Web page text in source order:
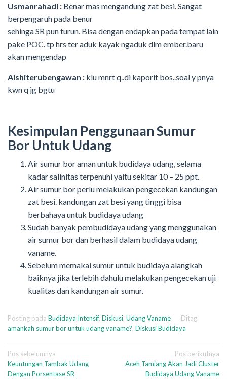
Usmanrahadi : Benar mas mengandung zat besi. Sangat
berpengaruh pada benur
sehinga SR pun turun. Bisa dengan endapkan pada tempat lain
pake POC. tp hrs ter aduk kayak ngaduk dlm ember.baru
akan mengendap
Aishiterubengawan : klu mnrt q..di kaporit bos..soal y pnya
kwn q jg bgtu
Kesimpulan Penggunaan Sumur
Bor Untuk Udang
Air sumur bor aman untuk budidaya udang, selama
kadar salinitas terpenuhi yaitu sekitar 10 – 25 ppt.
Air sumur bor perlu melakukan pengecekan kandungan
zat besi. kandungan zat besi yang tinggi bisa
berbahaya untuk budidaya udang
Sudah banyak pembudidaya udang yang menggunakan
air sumur bor dan berhasil dalam budidaya udang
vaname.
Sebelum memakai sumur untuk budidaya alangkah
baiknya jika terlebih dahulu melakukan pengecekan uji
kualitas dan kandungan air sumur.
Posting pada Budidaya Intensif, Diskusi, Udang Vaname
Ditag
amankah sumur bor untuk udang vaname?, Diskusi Budidaya
Navigasi
pos
Pos sebelumnya
Keuntungan Tambak Udang
Dengan Porsentase SR
Pos berikutnya
Aceh Tamiang Akan Jadi Cluster
Budidaya Udang Vaname